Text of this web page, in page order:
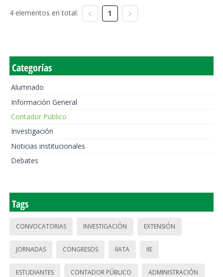
4 elementos en total: 1
Categorías
Alumnado
Información General
Contador Público
Investigación
Noticias institucionales
Debates
Tags
CONVOCATORIAS INVESTIGACIÓN EXTENSIÓN
JORNADAS CONGRESOS IIATA IIE
ESTUDIANTES CONTADOR PÚBLICO ADMINISTRACIÓN